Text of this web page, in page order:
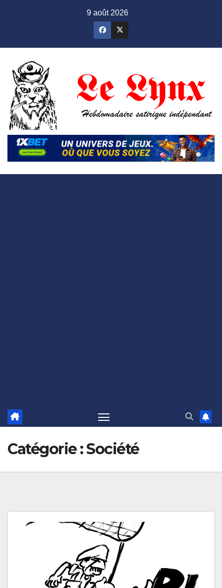
9 août 2026
Catégorie :Société